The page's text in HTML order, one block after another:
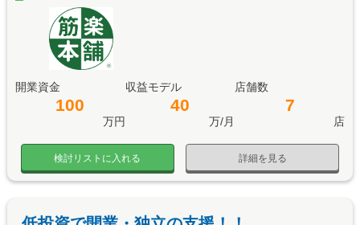
開業資金
100
万円
収益モデル
40
万/月
店舗数
7
店
詳細を見る
検討リストに入れる